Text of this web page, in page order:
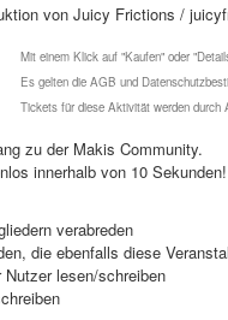
von Juicy Frictions /
Mit einem Klick auf "Kaufen" oder
Es gelten die AGB und
Tickets für diese Aktivität werden durch
zu der Makis Community.
innerhalb von 10 Sekunden!
verabreden
die ebenfalls diese
Nutzer lesen/schreiben